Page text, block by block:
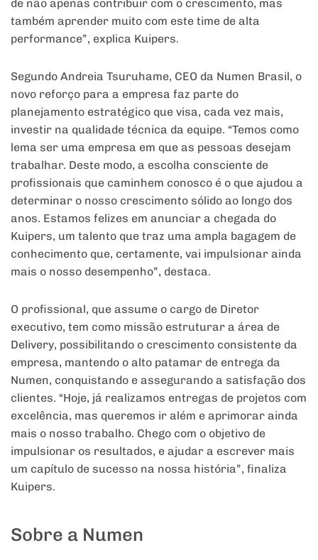
de não apenas contribuir com o crescimento, mas
também aprender muito com este time de alta
performance”, explica Kuipers.
Segundo Andreia Tsuruhame, CEO da Numen Brasil, o
novo reforço para a empresa faz parte do
planejamento estratégico que visa, cada vez mais,
investir na qualidade técnica da equipe. “Temos como
lema ser uma empresa em que as pessoas desejam
trabalhar. Deste modo, a escolha consciente de
profissionais que caminhem conosco é o que ajudou a
determinar o nosso crescimento sólido ao longo dos
anos. Estamos felizes em anunciar a chegada do
Kuipers, um talento que traz uma ampla bagagem de
conhecimento que, certamente, vai impulsionar ainda
mais o nosso desempenho”, destaca.
O profissional, que assume o cargo de Diretor
executivo, tem como missão estruturar a área de
Delivery, possibilitando o crescimento consistente da
empresa, mantendo o alto patamar de entrega da
Numen, conquistando e assegurando a satisfação dos
clientes. “Hoje, já realizamos entregas de projetos com
excelência, mas queremos ir além e aprimorar ainda
mais o nosso trabalho. Chego com o objetivo de
impulsionar os resultados, e ajudar a escrever mais
um capítulo de sucesso na nossa história”, finaliza
Kuipers.
Sobre a Numen